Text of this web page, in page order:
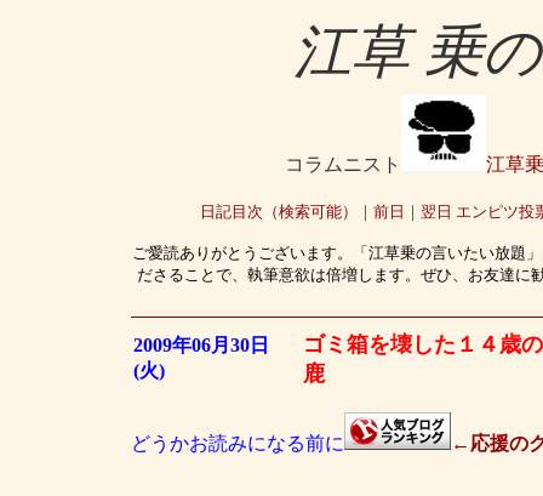
江草 乗
コラムニスト 江草乗
日記目次（検索可能） ｜ 前日 ｜ 翌日 エンピツ投
ご愛読ありがとうございます。「江草乗の言いたい放題
ださることで、執筆意欲は倍増します。ぜひ、お友達
2009年06月30日
(火)
ゴミ箱を壊した１４歳
鹿
どうかお読みになる前に ←応援の